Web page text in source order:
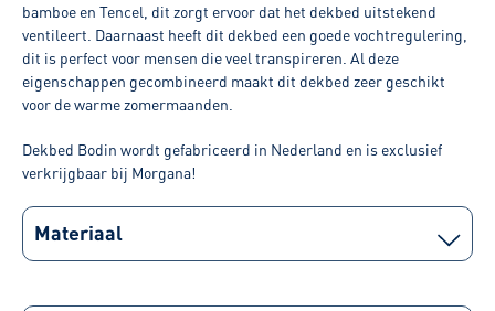
bamboe en Tencel, dit zorgt ervoor dat het dekbed uitstekend
ventileert. Daarnaast heeft dit dekbed een goede vochtregulering,
dit is perfect voor mensen die veel transpireren. Al deze
eigenschappen gecombineerd maakt dit dekbed zeer geschikt
voor de warme zomermaanden.
Dekbed Bodin wordt gefabriceerd in Nederland en is exclusief
verkrijgbaar bij Morgana!
Materiaal